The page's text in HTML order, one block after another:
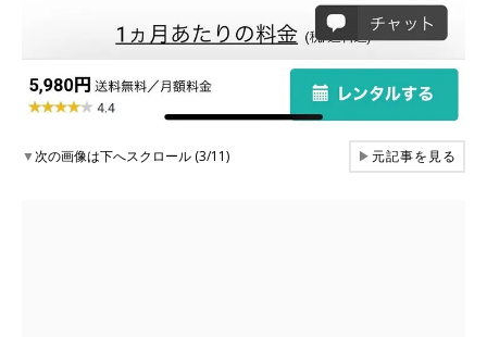
▼次の画像は下へスクロール (3/11) ▶元記事を見る